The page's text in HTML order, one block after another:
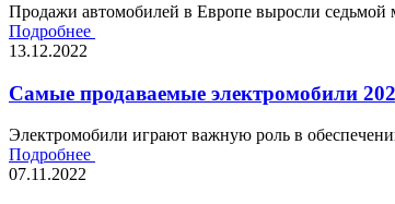
Продажи автомобилей в Европе выросли седьмой
Подробнее
13.12.2022
Самые продаваемые электромобили
Электромобили играют важную роль в
Подробнее
07.11.2022